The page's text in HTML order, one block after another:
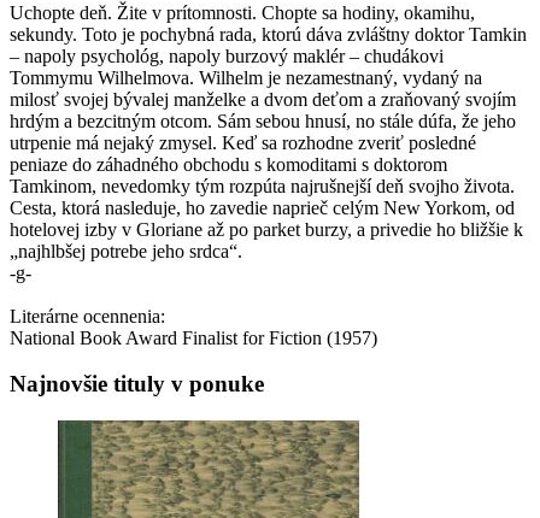
Uchopte deň. Žite v prítomnosti. Chopte sa hodiny, okamihu,
sekundy. Toto je pochybná rada, ktorú dáva zvláštny doktor Tamkin
– napoly psychológ, napoly burzový maklér – chudákovi
Tommymu Wilhelmova. Wilhelm je nezamestnaný, vydaný na
milosť svojej bývalej manželke a dvom deťom a zraňovaný svojím
hrdým a bezcitným otcom. Sám sebou hnusí, no stále dúfa, že jeho
utrpenie má nejaký zmysel. Keď sa rozhodne zveriť posledné
peniaze do záhadného obchodu s komoditami s doktorom
Tamkinom, nevedomky tým rozpúta najrušnejší deň svojho života.
Cesta, ktorá nasleduje, ho zavedie naprieč celým New Yorkom, od
hotelovej izby v Gloriane až po parket burzy, a privedie ho bližšie k
„najhlbšej potrebe jeho srdca“.
-g-
Literárne ocennenia:
National Book Award Finalist for Fiction (1957)
Najnovšie tituly v ponuke